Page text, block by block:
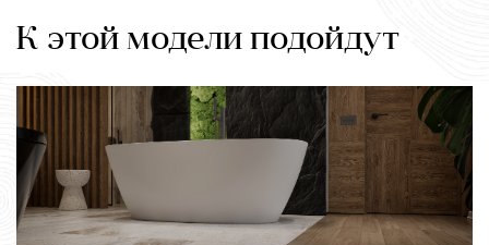
К этой модели подойдут